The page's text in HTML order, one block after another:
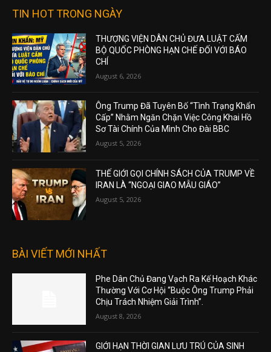
TIN HOT TRONG NGÀY
THƯỢNG VIỆN DÂN CHỦ ĐƯA LUẬT CẤM
BỘ QUỐC PHÒNG HẠN CHẾ ĐỐI VỚI BÁO
CHÍ
August 6, 2026
Ông Trump Đã Tuyên Bố “Tình Trạng Khẩn
Cấp” Nhằm Ngăn Chặn Việc Công Khai Hồ
Sơ Tài Chính Của Mình Cho Đài BBC
August 5, 2026
THẾ GIỚI GỌI CHÍNH SÁCH CỦA TRUMP VỀ
IRAN LÀ “NGOẠI GIAO MẪU GIÁO”
August 5, 2026
BÀI VIẾT MỚI NHẤT
Phe Dân Chủ Đang Vạch Ra Kế Hoạch Khác
Thường Với Cơ Hội “Buộc Ông Trump Phải
Chịu Trách Nhiệm Giải Trình”.
August 8, 2026
GIỚI HẠN THỜI GIAN LƯU TRÚ CỦA SINH